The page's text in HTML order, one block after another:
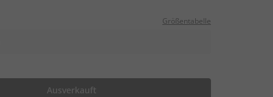
Größentabelle
Ausverkauft